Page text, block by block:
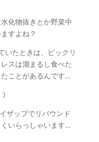
化物抜きとか野菜中
すよね？
いたときは、ビックリ
スは溜まるし食べた
ことがあるんです…
)
ザップでリバウンド
いらっしゃいます…